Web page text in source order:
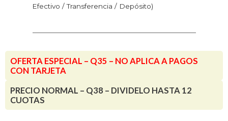
mm
Efectivo / Transferencia / Depósito)
OFERTA ESPECIAL – Q35 – NO APLICA A PAGOS
CON TARJETA
PRECIO NORMAL – Q38 – DIVIDELO HASTA 12
CUOTAS